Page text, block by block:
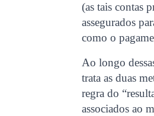
(as tais contas
assegurados
como o
Ao longo
trata as duas
regra do
associados ao